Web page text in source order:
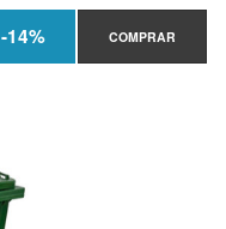
-14% COMPRAR